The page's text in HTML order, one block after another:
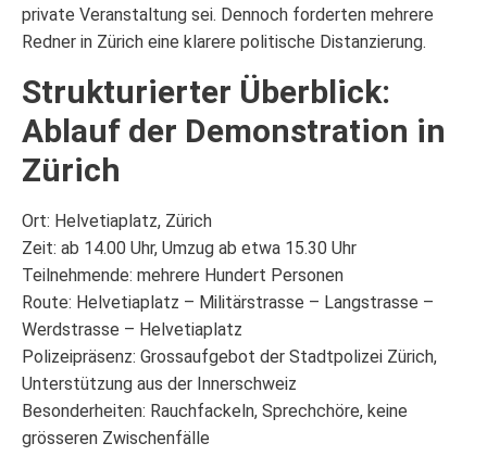
private Veranstaltung sei. Dennoch forderten mehrere
Redner in Zürich eine klarere politische Distanzierung.
Strukturierter Überblick:
Ablauf der Demonstration in
Zürich
Ort: Helvetiaplatz, Zürich
Zeit: ab 14.00 Uhr, Umzug ab etwa 15.30 Uhr
Teilnehmende: mehrere Hundert Personen
Route: Helvetiaplatz – Militärstrasse – Langstrasse –
Werdstrasse – Helvetiaplatz
Polizeipräsenz: Grossaufgebot der Stadtpolizei Zürich,
Unterstützung aus der Innerschweiz
Besonderheiten: Rauchfackeln, Sprechchöre, keine
grösseren Zwischenfälle